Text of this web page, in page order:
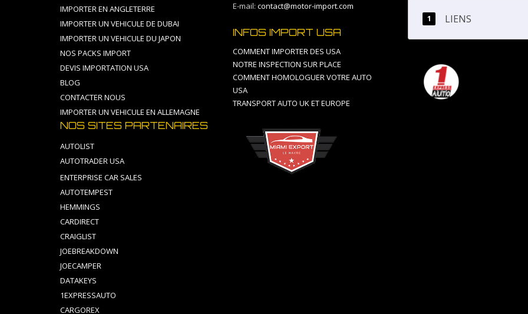
IMPORTER EN ANGLETERRE
IMPORTER UN VEHICULE DE DUBAI
IMPORTER UN VEHICULE DU JAPON
NOS PACKS IMPORT
DEVIS IMPORTATION USA
BLOG
CONTACTER NOUS
IMPORTER UN VEHICULE EN ALLEMAGNE
NOS SITES PARTENAIRES
AUTOLIST
AUTOTRADER USA
ENTERPRISE CAR SALES
AUTOTEMPEST
HEMMINGS
CARDIRECT
CRAIGLIST
JOEBREAKDOWN
JOECAMPER
DATAKEYS
1EXPRESSAUTO
CARGOREX
E-mail: contact@motor-import.com
INFOS IMPORT USA
COMMENT IMPORTER DES USA
NOTRE INSPECTION SUR PLACE
COMMENT HOMOLOGUER VOTRE AUTO
USA
TRANSPORT AUTO UK ET EUROPE
LIENS